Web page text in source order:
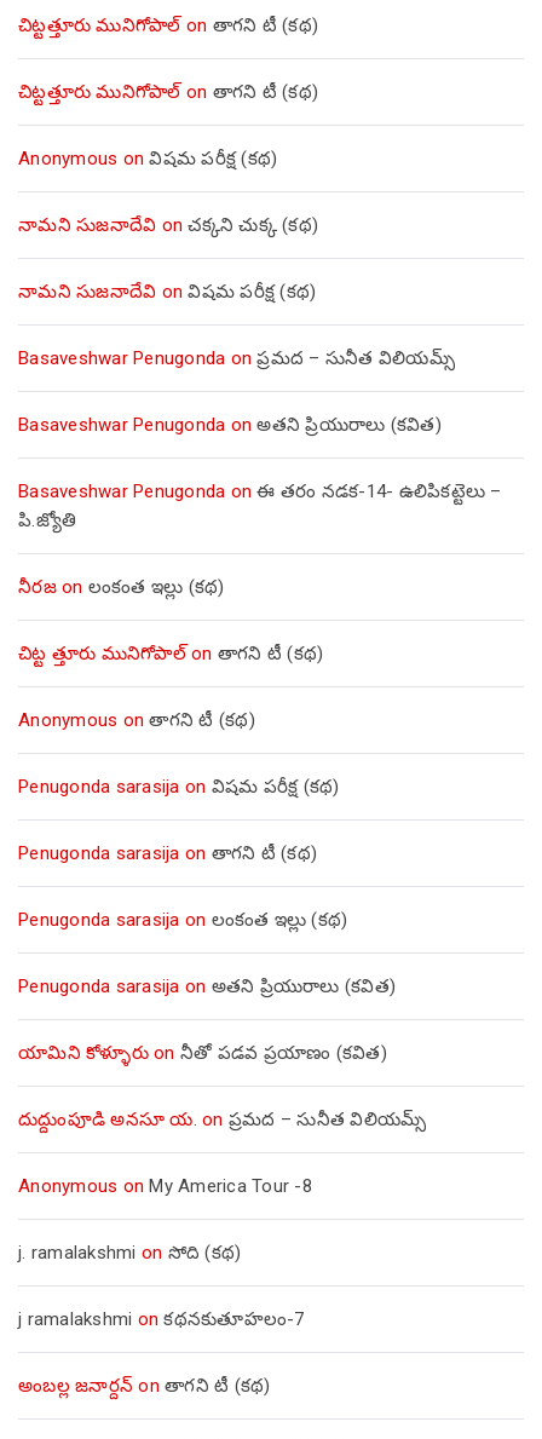
చిట్టత్తూరు మునిగోపాల్on తాగని టీ (కథ)
చిట్టత్తూరు మునిగోపాల్on తాగని టీ (కథ)
Anonymous onవిషమ పరీక్ష (క‌థ‌)
నామని సుజనాదేవి onచక్కని చుక్క (కథ)
నామని సుజనాదేవి onవిషమ పరీక్ష (క‌థ‌)
Basaveshwar Penugonda onప్రమద – సునీత విలియమ్స్
Basaveshwar Penugonda onఅతని ప్రియురాలు (కవిత)
Basaveshwar Penugonda onఈ తరం నడక-14- ఉలిపికట్టెలు –
పి.జ్యోతి
నీరజon లంకంత ఇల్లు (కథ)
చిట్ట త్తూరు మునిగోపాల్on తాగని టీ (కథ)
Anonymous onతాగని టీ (కథ)
Penugonda sarasija on విషమ పరీక్ష (క‌థ‌)
Penugonda sarasija on తాగని టీ (కథ)
Penugonda sarasija on లంకంత ఇల్లు (కథ)
Penugonda sarasija on అతని ప్రియురాలు (కవిత)
యామిని కోళ్ళూరుon నీతో పడవ ప్రయాణం (కవిత)
దుద్దుంపూడి అనసూ య. on ప్రమద – సునీత విలియమ్స్
Anonymous onMy America Tour -8
j. ramalakshmi on సోది (కథ)
j ramalakshmi onకథనకుతూహలం-7
అంబల్ల జనార్దన్ on తాగని టీ (కథ)